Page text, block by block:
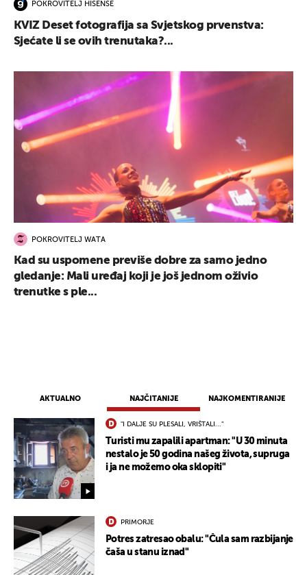
AKTUALNO NAJČITANIJE NAJKOMENTIRANIJE
"I DALJE SU PLESALI, VRIŠTALI..."
Turisti mu zapalili apartman: "U 30 minuta
nestalo je 50 godina našeg života, supruga
i ja ne možemo oka sklopiti"
PRIMORJE
Potres zatresao obalu: "Čula sam razbijanje
čaša u stanu iznad"
POKROVITELJ HISENSE
KVIZ Deset fotografija sa Svjetskog prvenstva:
Sjećate li se ovih trenutaka?...
POKROVITELJ WATA
Kad su uspomene previše dobre za samo jedno
gledanje: Mali uređaj koji je još jednom oživio
trenutke s ple...